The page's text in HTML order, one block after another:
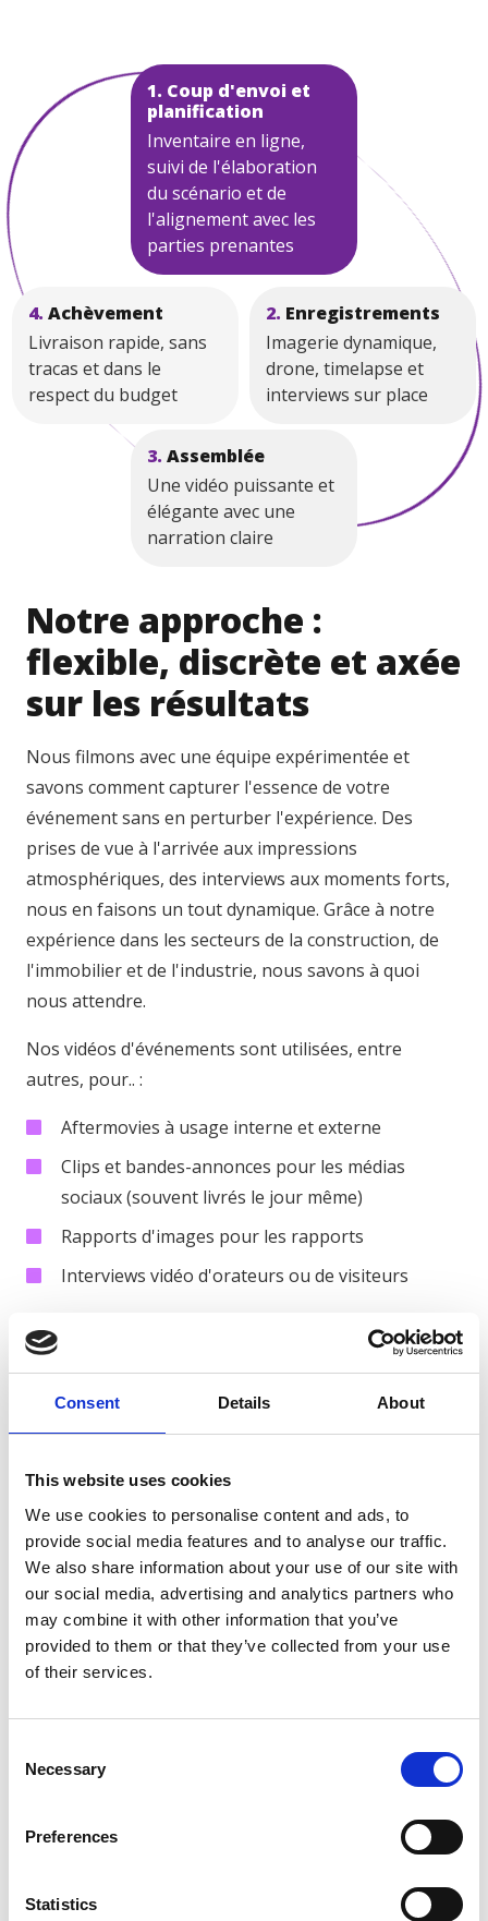
Consent Details About
This website uses cookies
We use cookies to personalise content and ads, to
provide social media features and to analyse our traffic.
We also share information about your use of our site with
our social media, advertising and analytics partners who
may combine it with other information that you’ve
provided to them or that they’ve collected from your use
of their services.
Selection
Necessary
Preferences
Statistics
1. Coup d'envoi et
planification
Inventaire en ligne,
suivi de l'élaboration
du scénario et de
l'alignement avec les
parties prenantes
4. Achèvement
Livraison rapide, sans
tracas et dans le
respect du budget
2. Enregistrements
Imagerie dynamique,
drone, timelapse et
interviews sur place
3. Assemblée
Une vidéo puissante et
élégante avec une
narration claire
Notre approche :
flexible, discrète et axée
sur les résultats
Nous filmons avec une équipe expérimentée et
savons comment capturer l'essence de votre
événement sans en perturber l'expérience. Des
prises de vue à l'arrivée aux impressions
atmosphériques, des interviews aux moments forts,
nous en faisons un tout dynamique. Grâce à notre
expérience dans les secteurs de la construction, de
l'immobilier et de l'industrie, nous savons à quoi
nous attendre.
Nos vidéos d'événements sont utilisées, entre
autres, pour.. :
Aftermovies à usage interne et externe
Clips et bandes-annonces pour les médias
sociaux (souvent livrés le jour même)
Rapports d'images pour les rapports
Interviews vidéo d'orateurs ou de visiteurs
Livraison rapide, distribution
stratégique
Nous produisons de manière rentable et dans les
meilleurs délais, avec une livraison rapide pour que
de nombreux cas, nous livrons le contenu le jour
même pour une distribution via les médias sociaux.
De plus, si nécessaire, nous aidons à la distribution
par le biais de notre réseau et de nos canaux de
médias sociaux.
Pourquoi MVL Media Group ?
industriels. Qu'il s'agisse d'événements de niche ou
production professionnelle et un montage puissant
objectifs de marketing.